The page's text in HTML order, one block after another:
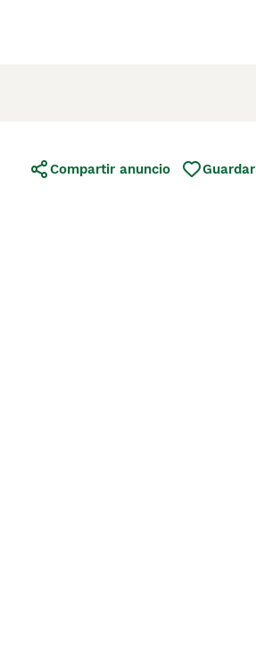
Compartir anuncio Guardar